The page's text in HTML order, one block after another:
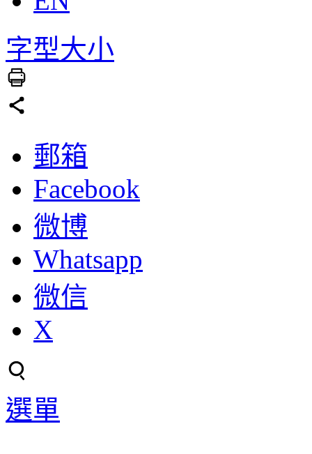
字型大小
郵箱
Facebook
微博
Whatsapp
微信
X
選單